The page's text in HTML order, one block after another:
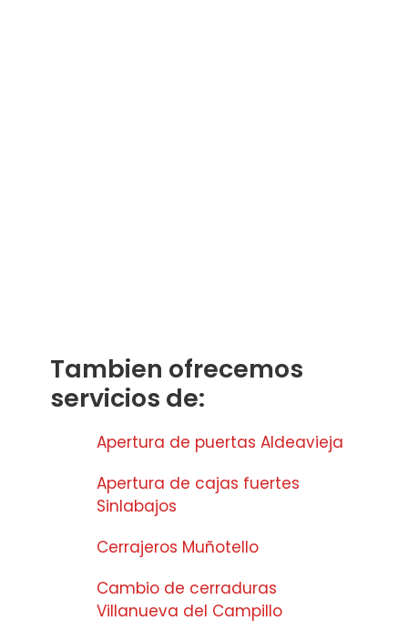
Tambien ofrecemos
servicios de:
Apertura de puertas Aldeavieja
Apertura de cajas fuertes
Sinlabajos
Cerrajeros Muñotello
Cambio de cerraduras
Villanueva del Campillo